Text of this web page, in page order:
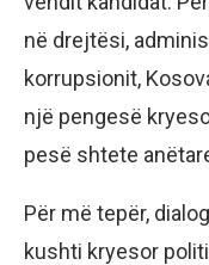
në drejtësi,
korrupsionit,
një pengesë
pesë shtete
Për më tepër,
kushti kryesor